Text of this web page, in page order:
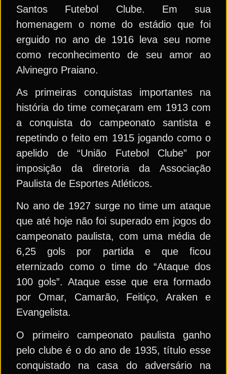
Santos Futebol Clube. Em sua
homenagem o nome do estádio que foi
erguido no ano de 1916 leva seu nome
como reconhecimento de seu amor ao
Alvinegro Praiano.
As primeiras conquistas importantes na
história do time começaram em 1913 com
a conquista do campeonato santista e
repetindo o feito em 1915 jogando como o
apelido de “União Futebol Clube” por
imposição da diretoria da Associação
Paulista de Esportes Atléticos.
No ano de 1927 surge no time um ataque
que até hoje não foi superado em jogos do
campeonato paulista, com uma média de
6,25 gols por partida e que ficou
eternizado como o time do “Ataque dos
100 gols”. Ataque esse que era formado
por Omar, Camarão, Feitiço, Araken e
Evangelista.
O primeiro campeonato paulista ganho
pelo clube é o do ano de 1935, título esse
conquistado na casa do adversário na